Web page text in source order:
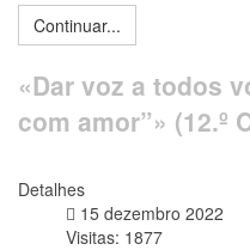
Continuar...
«Dar voz a todos
com amor”» (12.º
Detalhes
15 dezembro 2022
Visitas: 1877